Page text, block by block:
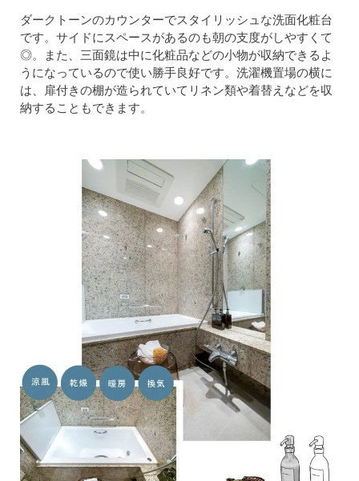
ダークトーンのカウンターでスタイリッシュな洗面化粧台
です。サイドにスペースがあるのも朝の支度がしやすくて
◎。また、三面鏡は中に化粧品などの小物が収納できるよ
うになっているので使い勝手良好です。洗濯機置場の横に
は、扉付きの棚が造られていてリネン類や着替えなどを収
納することもできます。